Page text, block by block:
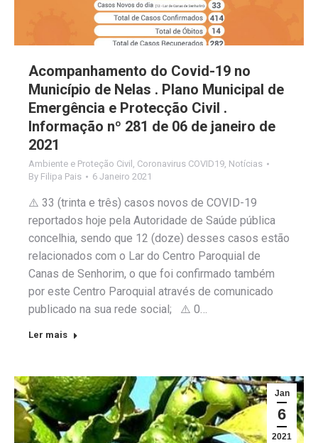
Acompanhamento do Covid-19 no
Município de Nelas . Plano Municipal de
Emergência e Protecção Civil .
Informação nº 281 de 06 de janeiro de
2021
Ambiente e Proteção Civil , Coronavirus COVID19, Notícias
By Filipa Pais 6 Janeiro 2021
⚠️ 33 (trinta e três) casos novos de COVID-19
reportados hoje pela Autoridade de Saúde pública
concelhia, sendo que 12 (doze) desses casos estão
relacionados com o Lar do Centro Paroquial de
Canas de Senhorim, o que foi confirmado também
por este Centro Paroquial através de comunicado
publicado na sua rede social; ⚠️ 0…
Ler mais
Jan
6
2021